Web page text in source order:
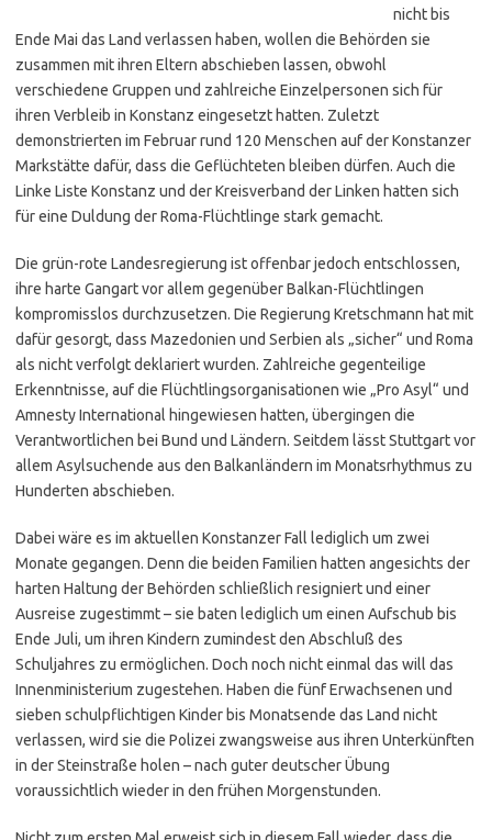
nicht bis
Ende Mai das Land verlassen haben, wollen die Behörden sie
zusammen mit ihren Eltern abschieben lassen, obwohl
verschiedene Gruppen und zahlreiche Einzelpersonen sich für
ihren Verbleib in Konstanz eingesetzt hatten. Zuletzt
demonstrierten im Februar rund 120 Menschen auf der Konstanzer
Markstätte dafür, dass die Geflüchteten bleiben dürfen. Auch die
Linke Liste Konstanz und der Kreisverband der Linken hatten sich
für eine Duldung der Roma-Flüchtlinge stark gemacht.
Die grün-rote Landesregierung ist offenbar jedoch entschlossen,
ihre harte Gangart vor allem gegenüber Balkan-Flüchtlingen
kompromisslos durchzusetzen. Die Regierung Kretschmann hat mit
dafür gesorgt, dass Mazedonien und Serbien als „sicher“ und Roma
als nicht verfolgt deklariert wurden. Zahlreiche gegenteilige
Erkenntnisse, auf die Flüchtlingsorganisationen wie „Pro Asyl“ und
Amnesty International hingewiesen hatten, übergingen die
Verantwortlichen bei Bund und Ländern. Seitdem lässt Stuttgart vor
allem Asylsuchende aus den Balkanländern im Monatsrhythmus zu
Hunderten abschieben.
Dabei wäre es im aktuellen Konstanzer Fall lediglich um zwei
Monate gegangen. Denn die beiden Familien hatten angesichts der
harten Haltung der Behörden schließlich resigniert und einer
Ausreise zugestimmt – sie baten lediglich um einen Aufschub bis
Ende Juli, um ihren Kindern zumindest den Abschluß des
Schuljahres zu ermöglichen. Doch noch nicht einmal das will das
Innenministerium zugestehen. Haben die fünf Erwachsenen und
sieben schulpflichtigen Kinder bis Monatsende das Land nicht
verlassen, wird sie die Polizei zwangsweise aus ihren Unterkünften
in der Steinstraße holen – nach guter deutscher Übung
voraussichtlich wieder in den frühen Morgenstunden.